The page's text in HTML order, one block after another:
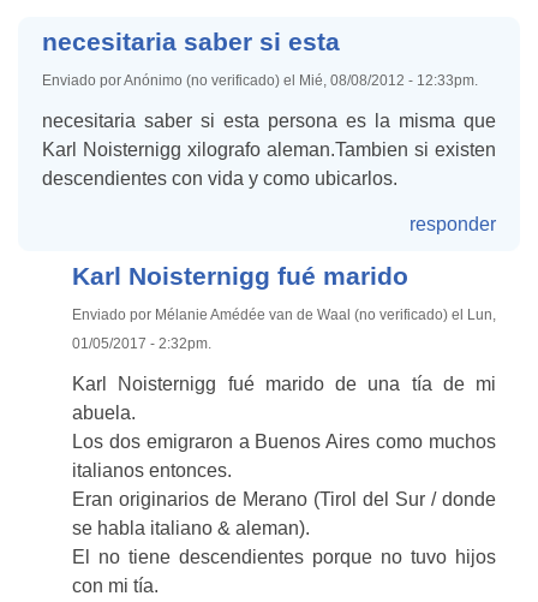
necesitaria saber si esta
Enviado por Anónimo (no verificado) el Mié, 08/08/2012 - 12:33pm.
necesitaria saber si esta persona es la misma que
Karl Noisternigg xilografo aleman.Tambien si existen
descendientes con vida y como ubicarlos.
responder
Karl Noisternigg fué marido
Enviado por Mélanie Amédée van de Waal (no verificado) el Lun,
01/05/2017 - 2:32pm.
Karl Noisternigg fué marido de una tía de mi
abuela.
Los dos emigraron a Buenos Aires como muchos
italianos entonces.
Eran originarios de Merano (Tirol del Sur / donde
se habla italiano & aleman).
El no tiene descendientes porque no tuvo hijos
con mi tía.